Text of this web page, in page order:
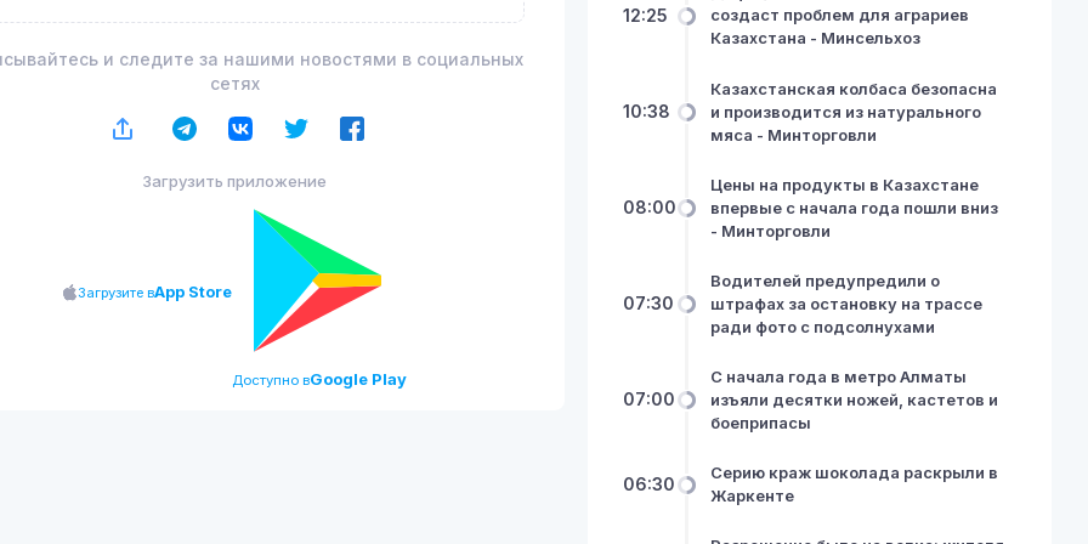
и следите за нашими новостями в социальных
сетях
Загрузить приложение
Загрузите вApp Store
Доступно вGoogle Play
12:25
создаст проблем для аграриев
Казахстана - Минсельхоз
10:38
Казахстанская колбаса безопасна
и производится из натурального
мяса - Минторговли
08:00
Цены на продукты в Казахстане
впервые с начала года пошли вниз
- Минторговли
07:30
Водителей предупредили о
штрафах за остановку на трассе
ради фото с подсолнухами
07:00
С начала года в метро Алматы
изъяли десятки ножей, кастетов и
боеприпасы
06:30
Серию краж шоколада раскрыли в
Жаркенте